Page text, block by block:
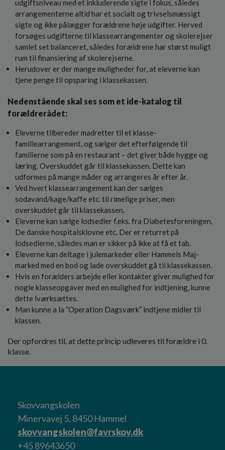
udgiftsniveau med et inkluderende sigte i fokus, således
arrangementerne altid har et socialt og trivselsmæssigt
sigte og ikke pålægger forældrene høje udgifter. Herved
forsøges udgifterne til klassearrangementer og skolerejser
samlet set balanceret, således forældrene har størst muligt
rum til finansiering af skolerejserne.
Herudover er der mange muligheder for, at eleverne kan
tjene penge til opsparing i klassekassen.
Nedenstående skal ses som et ide-katalog til
forældrerådet:
Eleverne tilbereder madretter til et klasse-
familiearrangement, og sælger det efterfølgende til
familierne som på en restaurant – det giver både hygge og
læring. Overskuddet går til klassekassen. Dette kan
udformes på mange måder og arrangeres år efter år.
Ved hvert klassearrangement kan der sælges
sodavand/kage/kaffe etc. til rimelige priser, men
overskuddet går til klassekassen.
Eleverne kan sælge lodsedler f.eks. fra Diabetesforeningen,
De danske hospitalsklovne etc. Der er returret på
lodsedlerne, således man er sikker på ikke at få et tab.
Eleverne kan deltage i julemarkeder eller Hammels Maj-
marked med en bod og lade overskuddet gå til klassekassen.
Hvis en forælders arbejde eller kontakter giver mulighed for
nogle klasseopgaver med en mulighed for indtjening, kunne
dette iværksættes.
Man kunne a la ”Operation Dagsværk” indtjene midler til
klassen.
Der opfordres til, at dette princip udleveres til forældre i 0.
klasse.
Skovvangskolen
Minervavej 5, 8450 Hammel
skovvangskolen@favrskov.dk
+45 89643650